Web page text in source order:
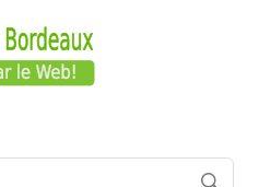
| Bordeaux